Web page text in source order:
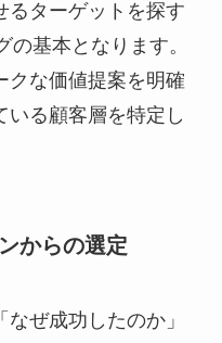
るターゲットを探す
基本となります。
クな価値提案を明確
いる顧客層を特定し
からの選定
ぜ成功したのか」